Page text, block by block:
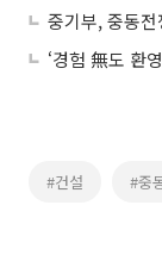
‘경험 無도 환
#건설 #중